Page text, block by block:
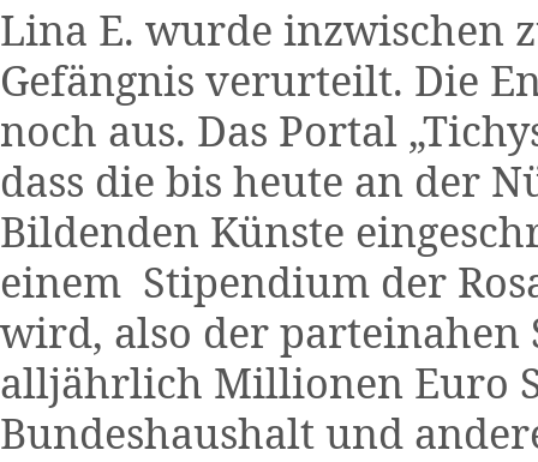
Lina E. wurde inzwischen
Gefängnis verurteilt. Die
noch aus. Das Portal
dass die bis heute an der
Bildenden Künste
einem Stipendium der
wird, also der parteinahen
alljährlich Millionen Euro
Bundeshaushalt und